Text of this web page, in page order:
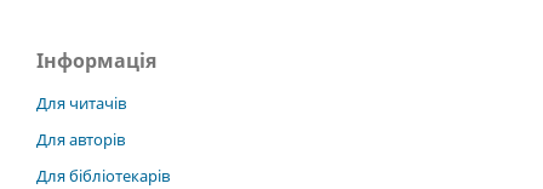
Інформація
Для читачів
Для авторів
Для бібліотекарів